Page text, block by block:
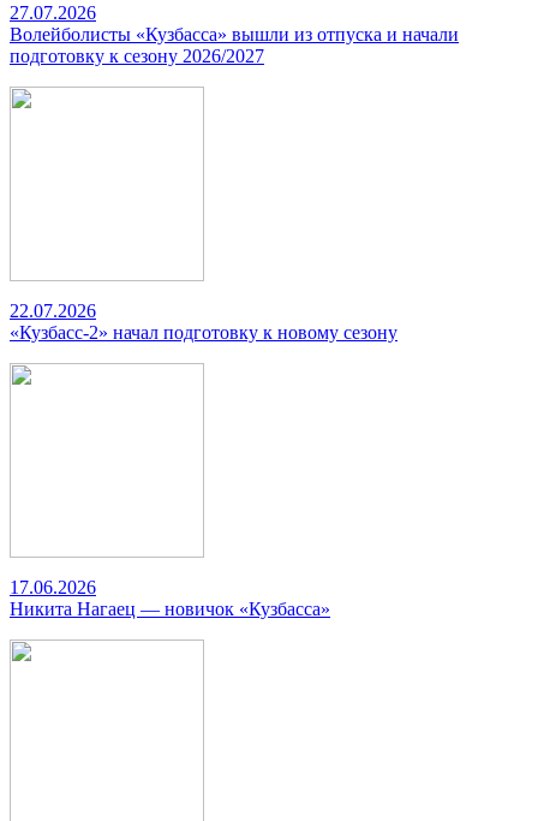
27.07.2026
Волейболисты «Кузбасса» вышли из отпуска и начали
подготовку к сезону 2026/2027
22.07.2026
«Кузбасс-2» начал подготовку к новому сезону
17.06.2026
Никита Нагаец — новичок «Кузбасса»